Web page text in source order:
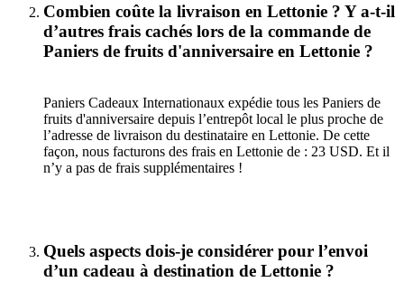
Combien coûte la livraison en Lettonie ? Y a-t-il
d’autres frais cachés lors de la commande de
Paniers de fruits d'anniversaire en Lettonie ?
Paniers Cadeaux Internationaux expédie tous les Paniers de
fruits d'anniversaire depuis l’entrepôt local le plus proche de
l’adresse de livraison du destinataire en Lettonie. De cette
façon, nous facturons des frais en Lettonie de : 23 USD. Et il
n’y a pas de frais supplémentaires !
Quels aspects dois-je considérer pour l’envoi
d’un cadeau à destination de Lettonie ?